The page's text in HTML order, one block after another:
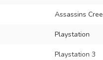
Assassins
Playstation
Playstation 3